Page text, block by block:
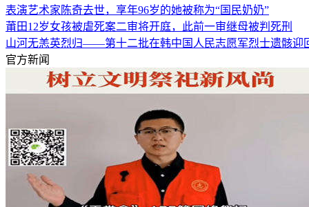
表演艺术家陈奇去世，享年96岁的她被称为“国民奶奶”
莆田12岁女孩被虐死案二审将开庭，此前一审继母被判死刑
山河无恙英烈归——第十二批在韩中国人民志愿军烈士遗骸迎
官方新闻